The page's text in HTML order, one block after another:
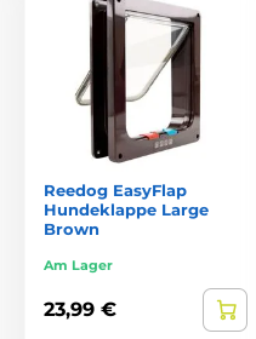
Reedog EasyFlap
Hundeklappe Large
Brown
Am Lager
23,99 €